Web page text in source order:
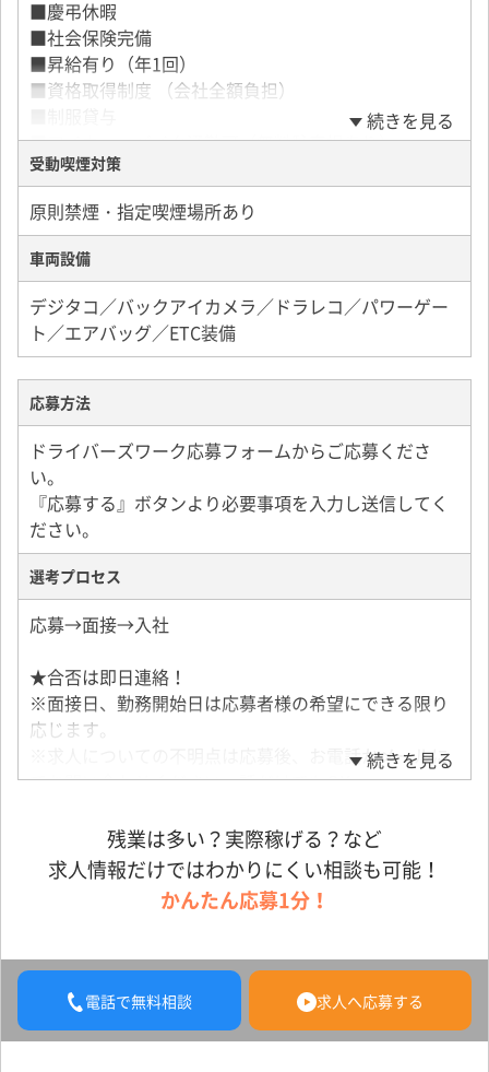
■慶弔休暇
■社会保険完備
■昇給有り（年1回）
■資格取得制度 （会社全額負担）
■マイカー・バイク通勤可（無料駐車場あり）
■転勤なし
続きを見る
受動喫煙対策
原則禁煙・指定喫煙場所あり
車両設備
デジタコ／バックアイカメラ／ドラレコ／パワーゲー
ト／エアバッグ／ETC装備
応募方法
ドライバーズワーク応募フォームからご応募くださ
い。
『応募する』ボタンより必要事項を入力し送信してく
ださい。
選考プロセス
応募→面接→入社
★合否は即日連絡！
※面接日、勤務開始日は応募者様の希望にできる限り
応じます。
※求人についての不明点は応募後、お電話かメールに
てお問い合わせください。話だけでもOK
アクセス／大阪モノレール「南摂津」駅から車10分
続きを見る
残業は多い？実際稼げる？など
求人情報だけではわかりにくい相談も可能！
かんたん応募1分！
電話で無料相談 求人へ応募する